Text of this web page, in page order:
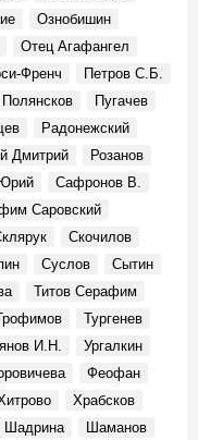
Ознобишин
Отец Агафангел
Френч
Петров С.Б.
Полянсков
Пугачев
Радонежский
Дмитрий
Розанов
Сафронов В.
Саровский
Скочилов
Суслов
Сытин
Титов Серафим
Тургенев
И.Н.
Ургалкин
Феофан
Храбсков
Шадрина
Шаманов